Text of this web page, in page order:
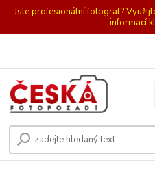
Jste profesionální fotograf?
informací